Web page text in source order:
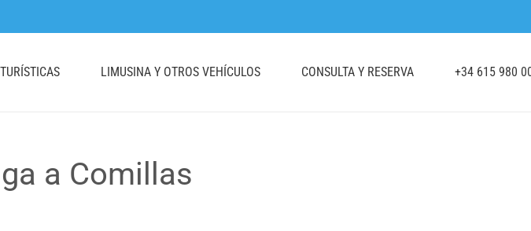
LIMUSINA Y OTROS VEHÍCULOS CONSULTA Y RESERVA +34 615 980
a Comillas